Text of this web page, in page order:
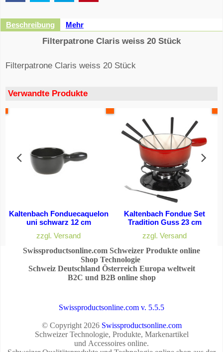
Beschreibung Mehr
Filterpatrone Claris weiss 20 Stück
Filterpatrone Claris weiss 20 Stück
Verwandte Produkte
Kaltenbach Fonduecaquelon
uni schwarz 12 cm
zzgl. Versand
Kaltenbach Fonduecaquelon uni schwarz 12 cm
Kaltenbach Fondue Set
Tradition Guss 23 cm
zzgl. Versand
Swissproductsonline.com Schweizer Produkte online
Shop Technologie
Schweiz Deutschland Österreich Europa weltweit
B2C und B2B online shop
Swissproductsonline.com v. 5.5.5
© Copyright 2026 Swissproductsonline.com
Schweizer Technologie, Produkte, Markenartikel
und Accessoires online.